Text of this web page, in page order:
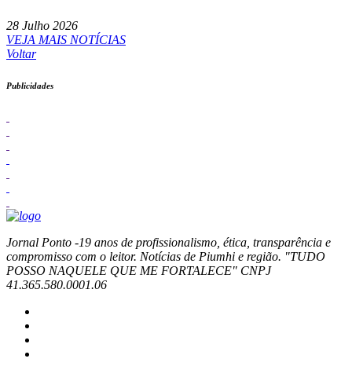
28 Julho 2026
VEJA MAIS NOTÍCIAS
Voltar
Publicidades
Jornal Ponto -19 anos de profissionalismo, ética, transparência e
compromisso com o leitor. Notícias de Piumhi e região. "TUDO
POSSO NAQUELE QUE ME FORTALECE" CNPJ
41.365.580.0001.06